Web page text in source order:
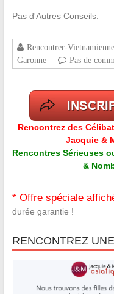
Pas d'Autres Conseils.
Rencontrer-Vietnamienne
Garonne
Pas de
Rencontrez des
Jacquie &
Rencontres Sérieuses
&
* Offre spéciale
durée garantie !
RENCONTREZ